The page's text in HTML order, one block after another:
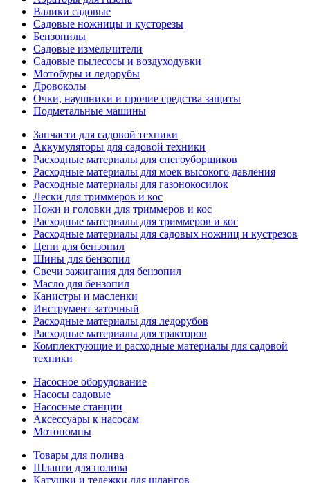
Валики садовые
Садовые ножницы и кусторезы
Бензопилы
Садовые измельчители
Садовые пылесосы и воздуходувки
Мотобуры и ледорубы
Дровоколы
Очки, наушники и прочие средства защиты
Подметальные машины
Запчасти для садовой техники
Аккумуляторы для садовой техники
Расходные материалы для снегоуборщиков
Расходные материалы для моек высокого давления
Расходные материалы для газонокосилок
Лески для триммеров и кос
Ножи и головки для триммеров и кос
Расходные материалы для триммеров и кос
Расходные материалы для садовых ножниц и кустрезов
Цепи для бензопил
Шины для бензопил
Свечи зажигания для бензопил
Масло для бензопил
Канистры и масленки
Инструмент заточный
Расходные материалы для ледорубов
Расходные материалы для тракторов
Комплектующие и расходные материалы для садовой
техники
Насосное оборудование
Насосы садовые
Насосные станции
Аксессуары к насосам
Мотопомпы
Товары для полива
Шланги для полива
Катушки и тележки для шлангов